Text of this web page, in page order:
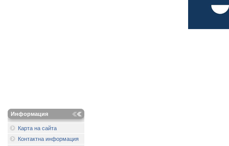
Информация
Карта на сайта
Контактна информация